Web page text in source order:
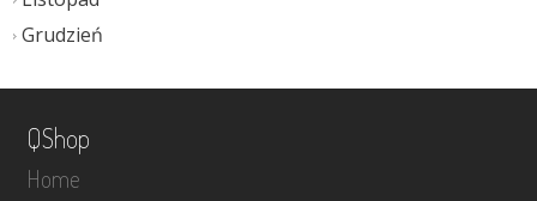
Grudzień
QShop
Home